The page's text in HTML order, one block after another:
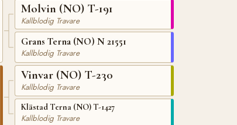
Molvin (NO) T-191
Kallblodig Travare
Grans Terna (NO) N 21551
Kallblodig Travare
Vinvar (NO) T-230
Kallblodig Travare
Klästad Terna (NO) T-1427
Kallblodig Travare